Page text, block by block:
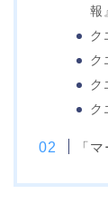
報
ク
ク
ク
ク
「